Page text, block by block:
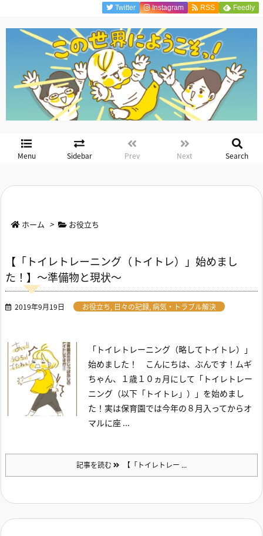
Menu Sidebar Prev Next Search
Twitter Instagram RSS Feedly
ホーム > お役立ち
【「トイレトレーニング（トイトレ）」始めまし
た！】～準備物と現状～
2019年9月19日 お役立ち, 日々の記録, 病気・トラブル解決
「トイレトレーニング（略してトイトレ）」
始めました！
こんにちは、ぶんです！ ムギ
ちゃん、１歳１０ヵ月にして「トイレトレー
ニング（以下「トイトレ」）」を始めまし
た！ 実は保育園では今年の８月入ってからオ
マルに座 ...
記事を読む 【「トイレトレー ...